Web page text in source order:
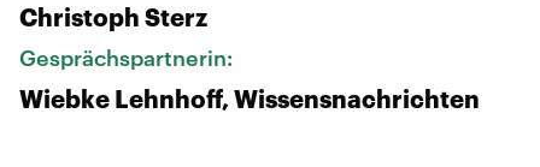
Christoph Sterz
Gesprächspartnerin:
Wiebke Lehnhoff, Wissensnachrichten